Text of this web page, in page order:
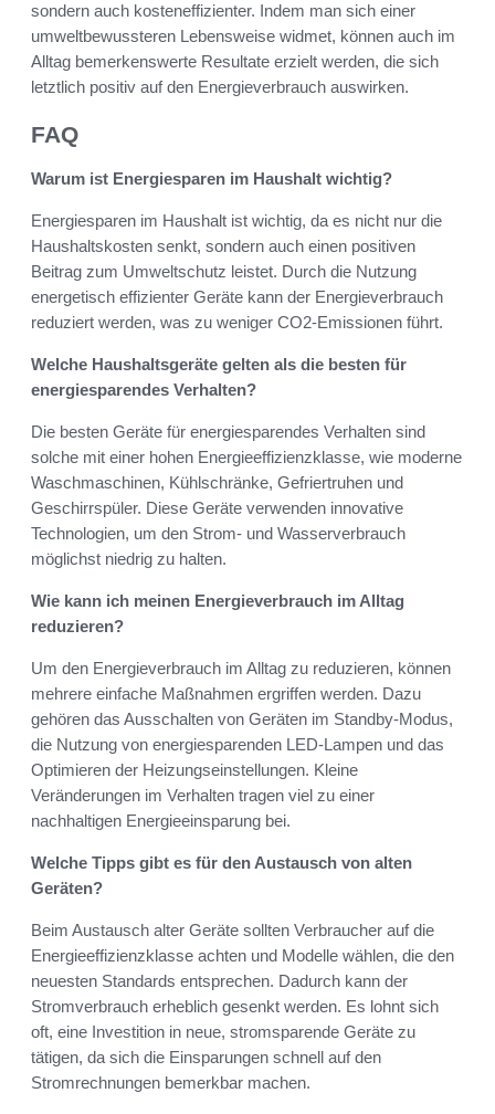
sondern auch kosteneffizienter. Indem man sich einer
umweltbewussteren Lebensweise widmet, können auch im
Alltag bemerkenswerte Resultate erzielt werden, die sich
letztlich positiv auf den Energieverbrauch auswirken.
FAQ
Warum ist Energiesparen im Haushalt wichtig?
Energiesparen im Haushalt ist wichtig, da es nicht nur die
Haushaltskosten senkt, sondern auch einen positiven
Beitrag zum Umweltschutz leistet. Durch die Nutzung
energetisch effizienter Geräte kann der Energieverbrauch
reduziert werden, was zu weniger CO2-Emissionen führt.
Welche Haushaltsgeräte gelten als die besten für
energiesparendes Verhalten?
Die besten Geräte für energiesparendes Verhalten sind
solche mit einer hohen Energieeffizienzklasse, wie moderne
Waschmaschinen, Kühlschränke, Gefriertruhen und
Geschirrspüler. Diese Geräte verwenden innovative
Technologien, um den Strom- und Wasserverbrauch
möglichst niedrig zu halten.
Wie kann ich meinen Energieverbrauch im Alltag
reduzieren?
Um den Energieverbrauch im Alltag zu reduzieren, können
mehrere einfache Maßnahmen ergriffen werden. Dazu
gehören das Ausschalten von Geräten im Standby-Modus,
die Nutzung von energiesparenden LED-Lampen und das
Optimieren der Heizungseinstellungen. Kleine
Veränderungen im Verhalten tragen viel zu einer
nachhaltigen Energieeinsparung bei.
Welche Tipps gibt es für den Austausch von alten
Geräten?
Beim Austausch alter Geräte sollten Verbraucher auf die
Energieeffizienzklasse achten und Modelle wählen, die den
neuesten Standards entsprechen. Dadurch kann der
Stromverbrauch erheblich gesenkt werden. Es lohnt sich
oft, eine Investition in neue, stromsparende Geräte zu
tätigen, da sich die Einsparungen schnell auf den
Stromrechnungen bemerkbar machen.